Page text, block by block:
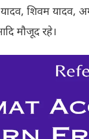
शिवम यादव,
मौजूद रहे।